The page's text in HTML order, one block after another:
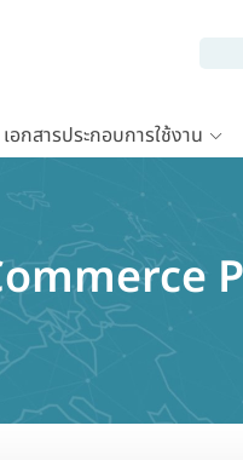
เอกสารประกอบการใช้งาน